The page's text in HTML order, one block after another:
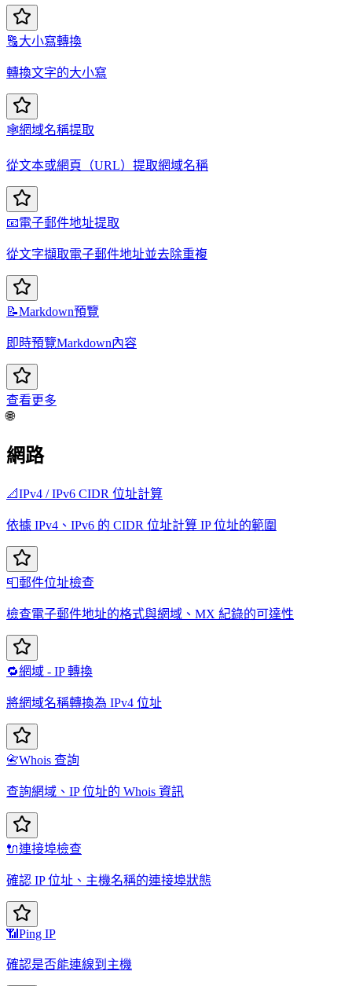
🔠大小寫轉換
轉換文字的大小寫
🕸️網域名稱提取
從文本或網頁（URL）提取網域名稱
📧電子郵件地址提取
從文字擷取電子郵件地址並去除重複
📝Markdown預覽
即時預覽Markdown內容
查看更多
🌐
網路
📐IPv4 / IPv6 CIDR 位址計算
依據 IPv4、IPv6 的 CIDR 位址計算 IP 位址的範圍
📮郵件位址檢查
檢查電子郵件地址的格式與網域、MX 紀錄的可達性
🔁網域 - IP 轉換
將網域名稱轉換為 IPv4 位址
📇Whois 查詢
查詢網域、IP 位址的 Whois 資訊
🔌連接埠檢查
確認 IP 位址、主機名稱的連接埠狀態
📶 Ping IP
確認是否能連線到主機